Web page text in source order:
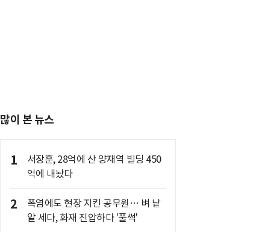
많이 본 뉴스
1
서장훈, 28억에 산 양재역 빌딩 450
억에 내놨다
2
폭염에도 현장 지킨 공무원… 벼 낱
알 세다, 화재 진압하다 '풀썩'